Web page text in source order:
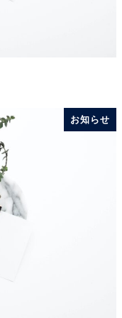
お知らせ